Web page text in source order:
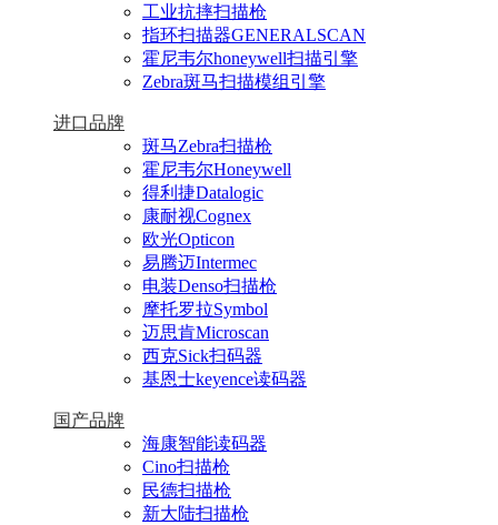
工业抗摔扫描枪
指环扫描器GENERALSCAN
霍尼韦尔honeywell扫描引擎
Zebra斑马扫描模组引擎
进口品牌
斑马Zebra扫描枪
霍尼韦尔Honeywell
得利捷Datalogic
康耐视Cognex
欧光Opticon
易腾迈Intermec
电装Denso扫描枪
摩托罗拉Symbol
迈思肯Microscan
西克Sick扫码器
基恩士keyence读码器
国产品牌
海康智能读码器
Cino扫描枪
民德扫描枪
新大陆扫描枪